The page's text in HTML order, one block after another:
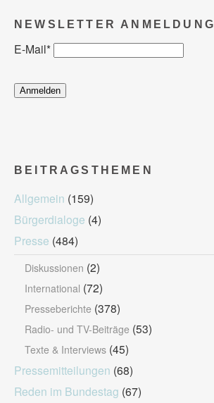
NEWSLETTER ANMELDUNG
E-Mail*
BEITRAGSTHEMEN
Allgemein (159)
Bürgerdialoge (4)
Presse (484)
Diskussionen (2)
International (72)
Presseberichte (378)
Radio- und TV-Beiträge (53)
Texte & Interviews (45)
Pressemitteilungen (68)
Reden im Bundestag (67)